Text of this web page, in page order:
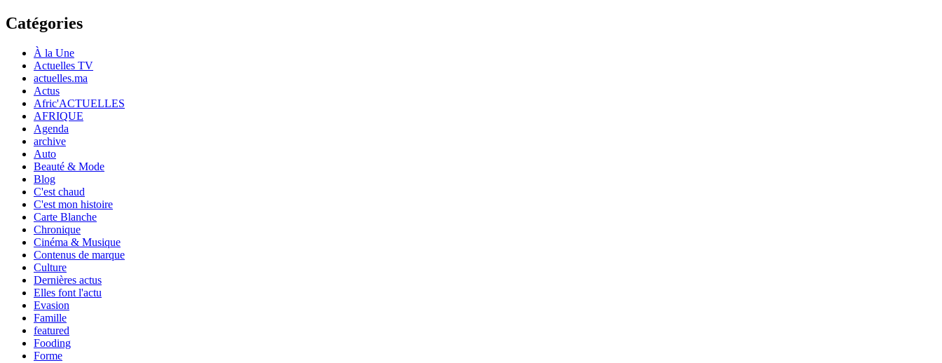
Catégories
À la Une
Actuelles TV
actuelles.ma
Actus
Afric'ACTUELLES
AFRIQUE
Agenda
archive
Auto
Beauté & Mode
Blog
C'est chaud
C'est mon histoire
Carte Blanche
Chronique
Cinéma & Musique
Contenus de marque
Culture
Dernières actus
Elles font l'actu
Evasion
Famille
featured
Fooding
Forme